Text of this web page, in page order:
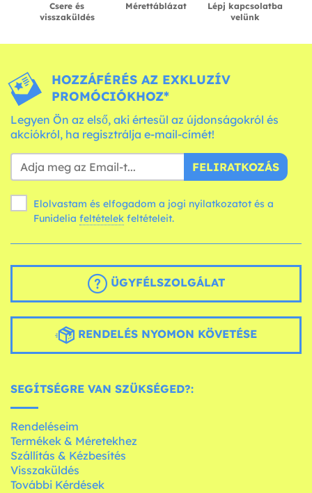
Csere és
visszaküldés
Mérettáblázat
Lépj kapcsolatba
velünk
HOZZÁFÉRÉS AZ EXKLUZÍV
PROMÓCIÓKHOZ*
Legyen Ön az első, aki értesül az újdonságokról és
akciókról, ha regisztrálja e-mail-címét!
FELIRATKOZÁS
Elolvastam és elfogadom a jogi nyilatkozatot és a
Funidelia feltételek feltételeit.
ÜGYFÉLSZOLGÁLAT
RENDELÉS NYOMON KÖVETÉSE
SEGÍTSÉGRE VAN SZÜKSÉGED?:
Rendeléseim
Termékek & Méretekhez
Szállítás & Kézbesítés
Visszaküldés
További Kérdések